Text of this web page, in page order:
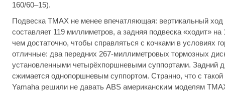
160/60–15).
Подвеска TMAX не менее впечатляющая: вертикальный ход
составляет 119 миллиметров, а задняя подвеска «ходит»
чем достаточно, чтобы справляться с кочками в условиях
отличные: два передних 267-миллиметровых тормозных
установленными четырёхпоршневыми суппортами. Задний
сжимается однопоршневым суппортом. Странно, что с такой
Yamaha решили не давать ABS американским моделям